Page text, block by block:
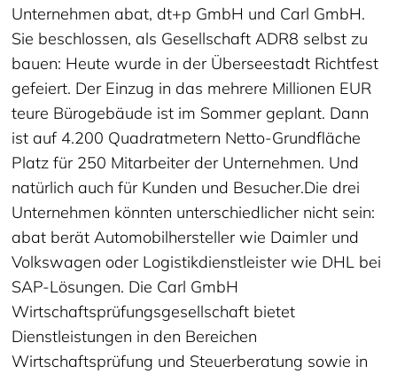
Unternehmen abat, dt+p GmbH und Carl GmbH.
Sie beschlossen, als Gesellschaft ADR8 selbst zu
bauen: Heute wurde in der Überseestadt Richtfest
gefeiert. Der Einzug in das mehrere Millionen EUR
teure Bürogebäude ist im Sommer geplant. Dann
ist auf 4.200 Quadratmetern Netto-Grundfläche
Platz für 250 Mitarbeiter der Unternehmen. Und
natürlich auch für Kunden und Besucher.Die drei
Unternehmen könnten unterschiedlicher nicht sein:
abat berät Automobilhersteller wie Daimler und
Volkswagen oder Logistikdienstleister wie DHL bei
SAP-Lösungen. Die Carl GmbH
Wirtschaftsprüfungsgesellschaft bietet
Dienstleistungen in den Bereichen
Wirtschaftsprüfung und Steuerberatung sowie in